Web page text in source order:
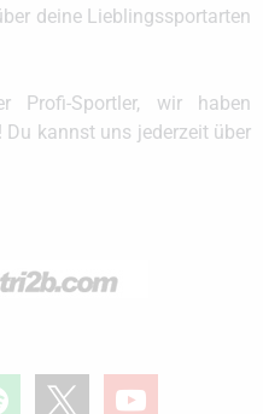
deine Lieblingssportarten
Profi-Sportler, wir haben
kannst uns jederzeit über
youtube